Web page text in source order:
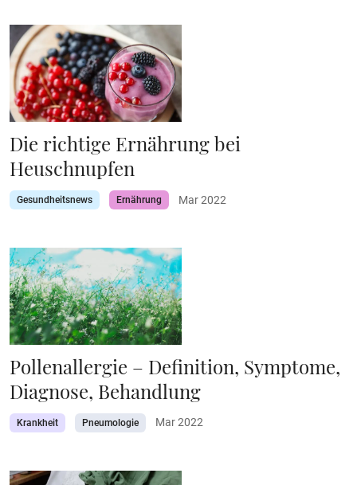
Die richtige Ernährung bei
Heuschnupfen
Gesundheitsnews Ernährung Mar 2022
Pollenallergie – Definition, Symptome,
Diagnose, Behandlung
Krankheit Pneumologie Mar 2022